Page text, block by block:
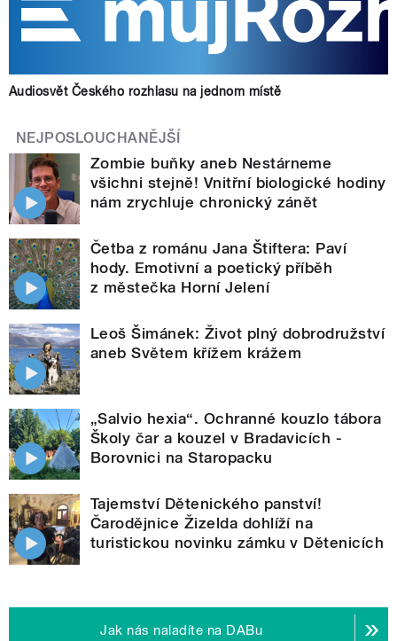
Audiosvět Českého rozhlasu na jednom místě
NEJPOSLOUCHANĚJŠÍ
Zombie buňky aneb Nestárneme
všichni stejně! Vnitřní biologické hodiny
nám zrychluje chronický zánět
Četba z románu Jana Štiftera: Paví
hody. Emotivní a poetický příběh
z městečka Horní Jelení
Leoš Šimánek: Život plný dobrodružství
aneb Světem křížem krážem
„Salvio hexia“. Ochranné kouzlo tábora
Školy čar a kouzel v Bradavicích -
Borovnici na Staropacku
Tajemství Dětenického panství!
Čarodějnice Žizelda dohlíží na
turistickou novinku zámku v Dětenicích
Jak nás naladíte na DABu